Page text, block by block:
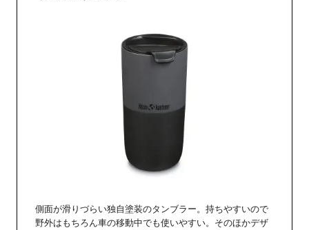
側面が滑りづらい独自塗装のタンブラー。持ちやすいので
野外はもちろん車の移動中でも使いやすい。そのほかデザ